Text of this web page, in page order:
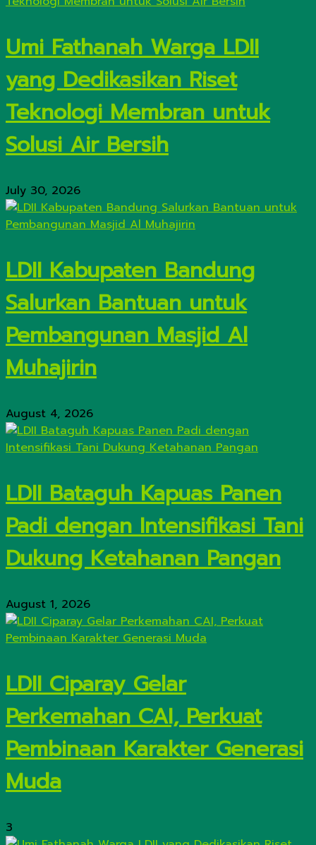
Umi Fathanah Warga LDII
yang Dedikasikan Riset
Teknologi Membran untuk
Solusi Air Bersih
July 30, 2026
LDII Kabupaten Bandung
Salurkan Bantuan untuk
Pembangunan Masjid Al
Muhajirin
August 4, 2026
LDII Bataguh Kapuas Panen
Padi dengan Intensifikasi Tani
Dukung Ketahanan Pangan
August 1, 2026
LDII Ciparay Gelar
Perkemahan CAI, Perkuat
Pembinaan Karakter Generasi
Muda
3